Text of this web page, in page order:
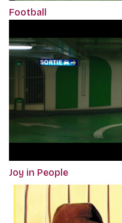
Football
Joy in People